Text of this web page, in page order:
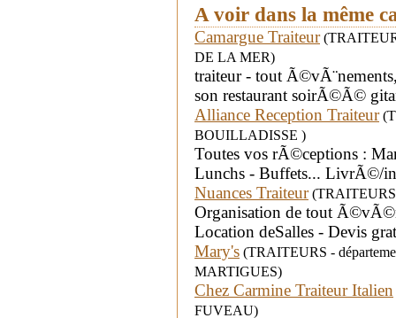
A voir dans la même
Camargue Traiteur
DE LA MER)
traiteur - tout
son restaurant soirÃ©Ã©
Alliance Reception Traiteur
BOUILLADISSE )
Toutes vos rÃ©ceptions :
Lunchs - Buffets... LivrÃ©/
Nuances Traiteur(TRAITEURS
Organisation de tout
Location deSalles - Devis
Mary's (TRAITEURS -
MARTIGUES)
Chez Carmine Traiteur Italien
FUVEAU)